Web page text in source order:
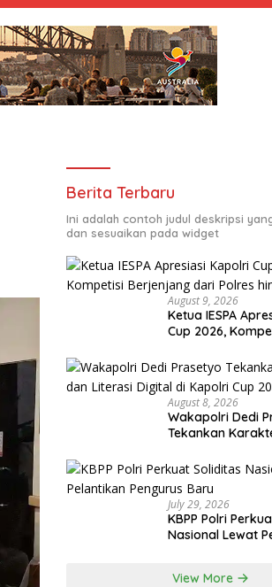
Berita Terbaru
Ini adalah contoh judul deskripsi
dan sesuaikan pada widget
August 9, 2026
Ketua IESPA
Cup 2026,
Nasional
August 8, 2026
Wakapolri Dedi
Tekankan
July 29, 2026
KBPP Polri
Nasional Lewat
View More